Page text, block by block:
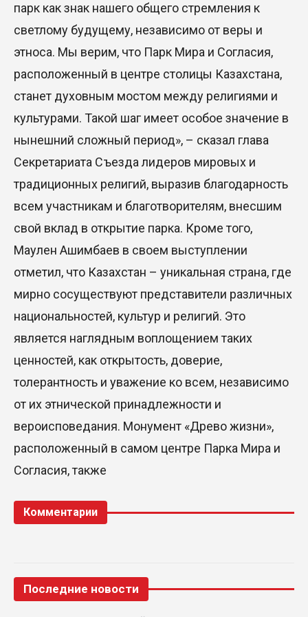
парк как знак нашего общего стремления к
светлому будущему, независимо от веры и
этноса. Мы верим, что Парк Мира и Согласия,
расположенный в центре столицы Казахстана,
станет духовным мостом между религиями и
культурами. Такой шаг имеет особое значение в
нынешний сложный период», – сказал глава
Секретариата Съезда лидеров мировых и
традиционных религий, выразив благодарность
всем участникам и благотворителям, внесшим
свой вклад в открытие парка. Кроме того,
Маулен Ашимбаев в своем выступлении
отметил, что Казахстан – уникальная страна, где
мирно сосуществуют представители различных
национальностей, культур и религий. Это
является наглядным воплощением таких
ценностей, как открытость, доверие,
толерантность и уважение ко всем, независимо
от их этнической принадлежности и
вероисповедания. Монумент «Древо жизни»,
расположенный в самом центре Парка Мира и
Согласия, также
Комментарии
Последние новости